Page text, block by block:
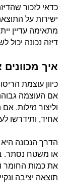
כדאי לזכור
ישירות על
מתאימה עדיין
דיזה נכונה
איך
כיוון עוצמת
אם העוצמה
וליצור נזילות.
אחיד, ותידרשו
הדרך הנכונה
או משטח נסתר.
את כמות החומר
תוצאה יציבה